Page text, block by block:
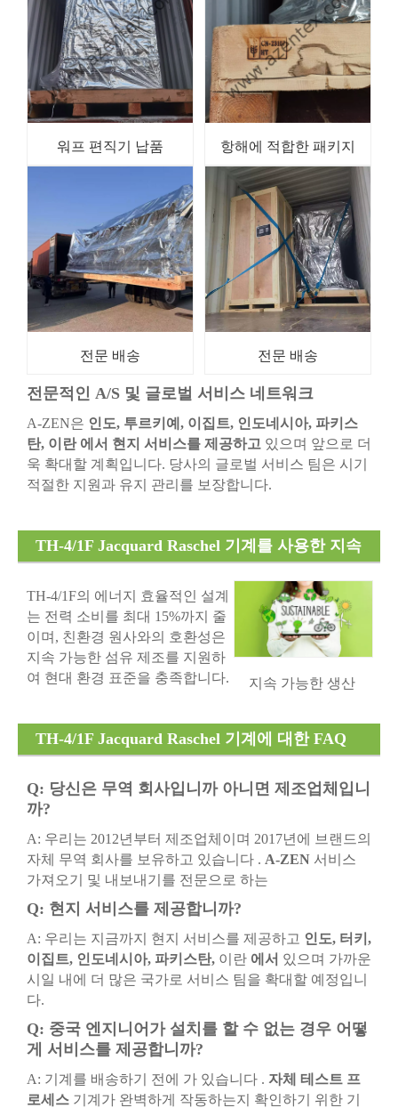
워프 편직기 납품 항해에 적합한 패키지
전문 배송 전문 배송
전문적인 A/S 및 글로벌 서비스 네트워크
A-ZEN은 인도, 투르키예, 이집트, 인도네시아, 파키스
탄, 이란 에서 현지 서비스를 제공하고 있으며 앞으로 더
욱 확대할 계획입니다. 당사의 글로벌 서비스 팀은 시기
적절한 지원과 유지 관리를 보장합니다.
TH-4/1F Jacquard Raschel 기계를 사용한 지속
TH-4/1F의 에너지 효율적인 설계
는 전력 소비를 최대 15%까지 줄
이며, 친환경 원사와의 호환성은
지속 가능한 섬유 제조를 지원하
여 현대 환경 표준을 충족합니다.
지속 가능한 생산
TH-4/1F Jacquard Raschel 기계에 대한 FAQ
Q: 당신은 무역 회사입니까 아니면 제조업체입니
까?
A: 우리는 2012년부터 제조업체이며 2017년에 브랜드의
자체 무역 회사를 보유하고 있습니다 . A-ZEN 서비스
가져오기 및 내보내기를 전문으로 하는
Q: 현지 서비스를 제공합니까?
A: 우리는 지금까지 현지 서비스를 제공하고 인도, 터키,
이집트, 인도네시아, 파키스탄, 이란 에서 있으며 가까운
시일 내에 더 많은 국가로 서비스 팀을 확대할 예정입니
다.
Q: 중국 엔지니어가 설치를 할 수 없는 경우 어떻
게 서비스를 제공합니까?
A: 기계를 배송하기 전에 가 있습니다 . 자체 테스트 프
로세스 기계가 완벽하게 작동하는지 확인하기 위한 기